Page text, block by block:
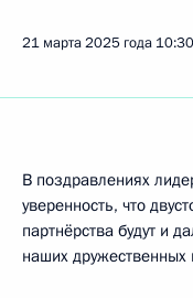
21 марта 2025 года 10:30
В поздравлениях
уверенность, что
партнёрства будут и
наших дружественных